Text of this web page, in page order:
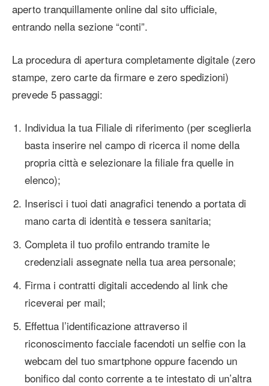
aperto tranquillamente online dal sito ufficiale,
entrando nella sezione “conti”.
La procedura di apertura completamente digitale (zero
stampe, zero carte da firmare e zero spedizioni)
prevede 5 passaggi:
Individua la tua Filiale di riferimento (per sceglierla
basta inserire nel campo di ricerca il nome della
propria città e selezionare la filiale fra quelle in
elenco);
Inserisci i tuoi dati anagrafici tenendo a portata di
mano carta di identità e tessera sanitaria;
Completa il tuo profilo entrando tramite le
credenziali assegnate nella tua area personale;
Firma i contratti digitali accedendo al link che
riceverai per mail;
Effettua l’identificazione attraverso il
riconoscimento facciale facendoti un selfie con la
webcam del tuo smartphone oppure facendo un
bonifico dal conto corrente a te intestato di un’altra